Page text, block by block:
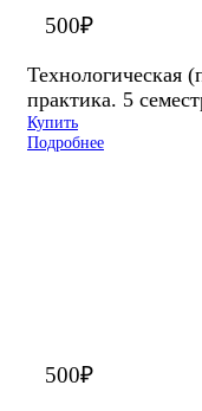
500₽
Технологическая
практика. 5
Купить
Подробнее
500₽